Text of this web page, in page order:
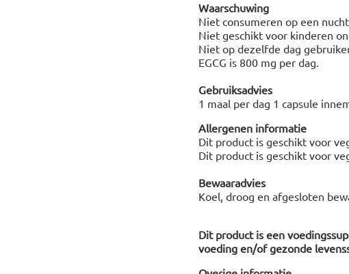
Waarschuwing
Niet consumeren op een
Niet geschikt voor kinderen
Niet op dezelfde dag
EGCG is 800 mg per dag.
Gebruiksadvies
1 maal per dag 1 capsule
Allergenen informatie
Dit product is geschikt voor
Dit product is geschikt voor
Bewaaradvies
Koel, droog en afgesloten
Dit product is een
voeding en/of gezonde